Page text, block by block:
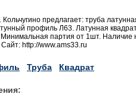
предлагает: труба
профиль Л63. Латунная
партия от 1шт. Наличие
http://www.ams33.ru
Труба Квадрат